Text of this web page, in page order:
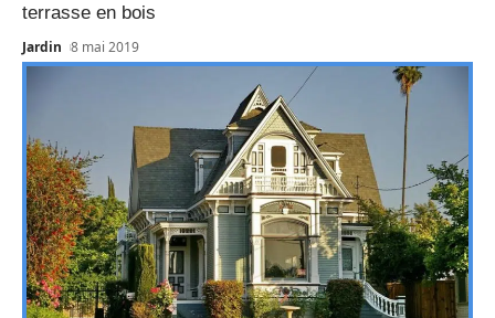
terrasse en bois
Jardin 8 mai 2019